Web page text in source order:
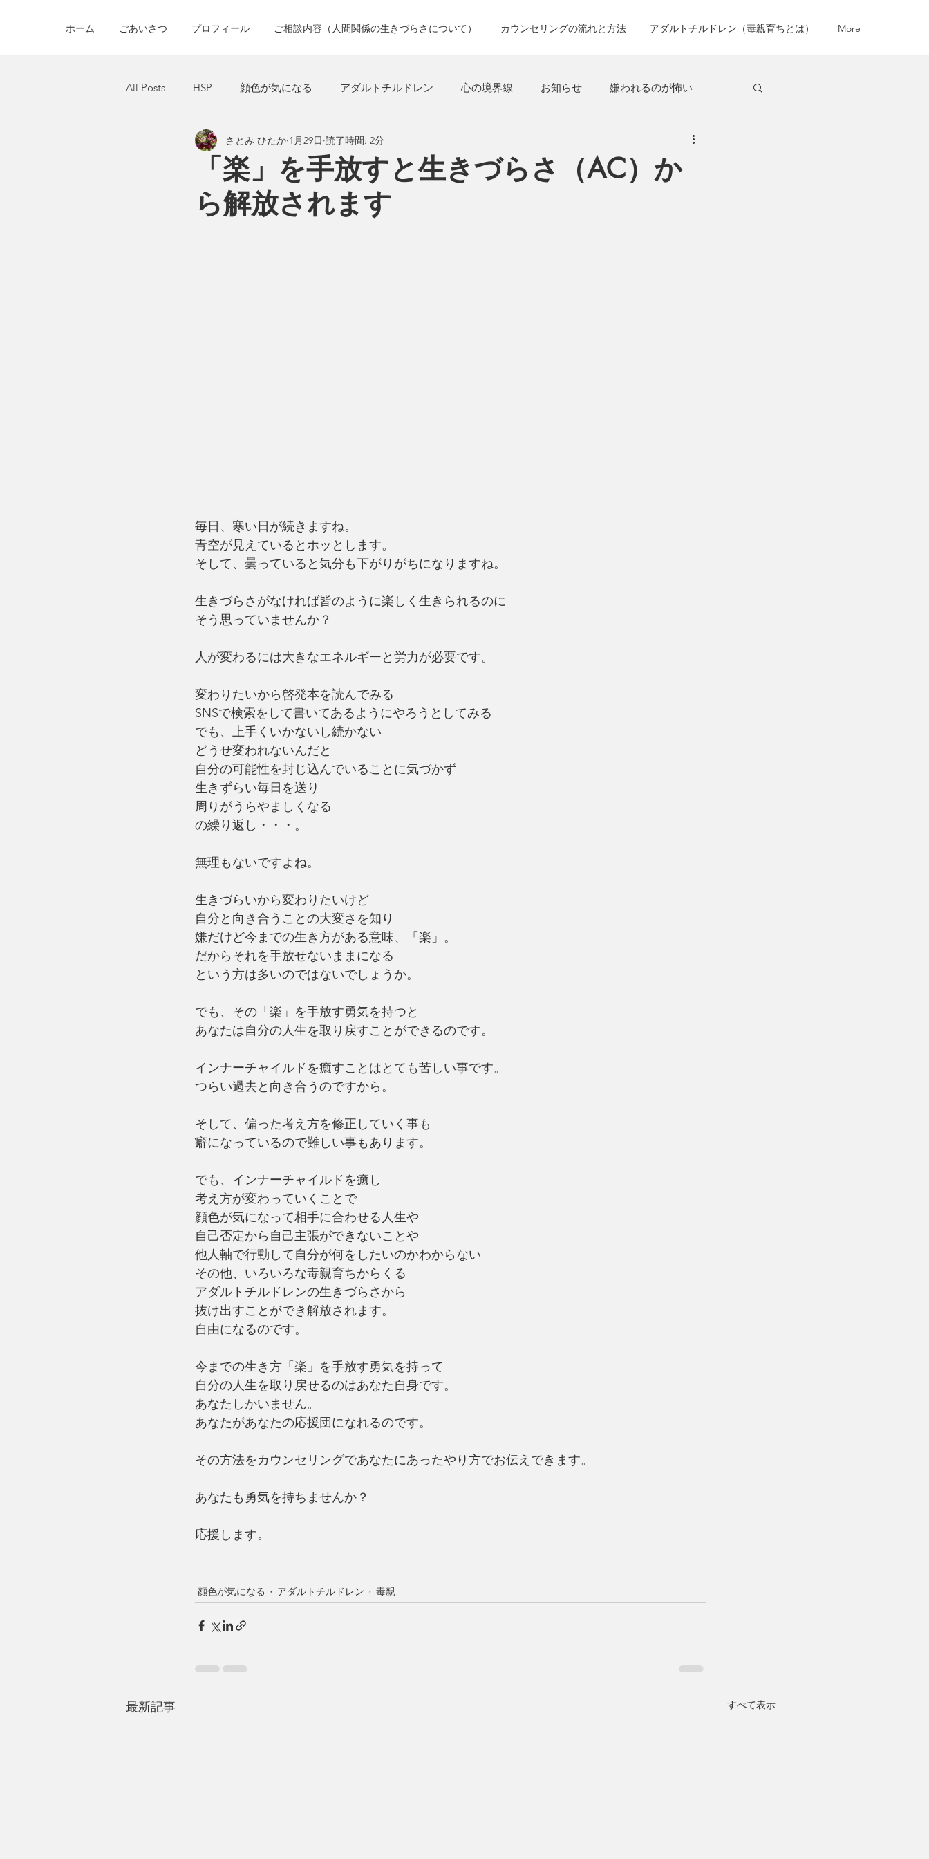
ホーム ごあいさつ プロフィール ご相談内容（人間関係の生きづらさについて） カウンセリングの流れと方法 アダルトチルドレン（毒親育ちとは） More
All Posts HSP 顔色が気になる アダルトチルドレン 心の境界線 お知らせ 嫌われるのが怖い
見捨てれら不安 インナーチャイルド 怒り グルグル思考
認知行動療法 自己肯定感 うつ病 自分軸
「楽」を手放すと生きづらさ（AC）か
ら解放されます
さとみ ひたか 1月29日 読了時間: 2分
毎日、寒い日が続きますね。
青空が見えているとホッとします。
そして、曇っていると気分も下がりがちになりますね。
生きづらさがなければ皆のように楽しく生きられるのに
そう思っていませんか？
人が変わるには大きなエネルギーと労力が必要です。
変わりたいから啓発本を読んでみる
SNSで検索をして書いてあるようにやろうとしてみる
でも、上手くいかないし続かない
どうせ変われないんだと
自分の可能性を封じ込んでいることに気づかず
生きずらい毎日を送り
周りがうらやましくなる
の繰り返し・・・。
無理もないですよね。
生きづらいから変わりたいけど
自分と向き合うことの大変さを知り
嫌だけど今までの生き方がある意味、「楽」。
だからそれを手放せないままになる
という方は多いのではないでしょうか。
でも、その「楽」を手放す勇気を持つと
あなたは自分の人生を取り戻すことができるのです。
インナーチャイルドを癒すことはとても苦しい事です。
つらい過去と向き合うのですから。
そして、偏った考え方を修正していく事も
癖になっているので難しい事もあります。
でも、インナーチャイルドを癒し
考え方が変わっていくことで
顔色が気になって相手に合わせる人生や
自己否定から自己主張ができないことや
他人軸で行動して自分が何をしたいのかわからない
その他、いろいろな毒親育ちからくる
アダルトチルドレンの生きづらさから
抜け出すことができ解放されます。
自由になるのです。
今までの生き方「楽」を手放す勇気を持って
自分の人生を取り戻せるのはあなた自身です。
あなたしかいません。
あなたがあなたの応援団になれるのです。
その方法をカウンセリングであなたにあったやり方でお伝えできます。
あなたも勇気を持ちませんか？
応援します。
顔色が気になる アダルトチルドレン 毒親
最新記事 すべて表示